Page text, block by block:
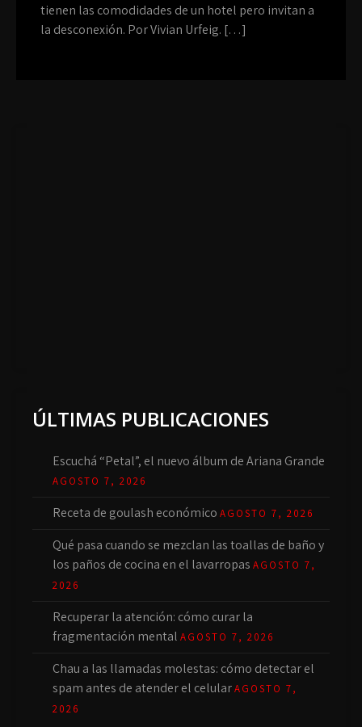
tienen las comodidades de un hotel pero invitan a
la desconexión. Por Vivian Urfeig. […]
ÚLTIMAS PUBLICACIONES
Escuchá “Petal”, el nuevo álbum de Ariana Grande
AGOSTO 7, 2026
Receta de goulash económico AGOSTO 7, 2026
Qué pasa cuando se mezclan las toallas de baño y
los paños de cocina en el lavarropas AGOSTO 7,
2026
Recuperar la atención: cómo curar la
fragmentación mental AGOSTO 7, 2026
Chau a las llamadas molestas: cómo detectar el
spam antes de atender el celularAGOSTO 7,
2026